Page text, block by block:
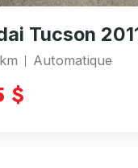
Tucson
Automatique
$